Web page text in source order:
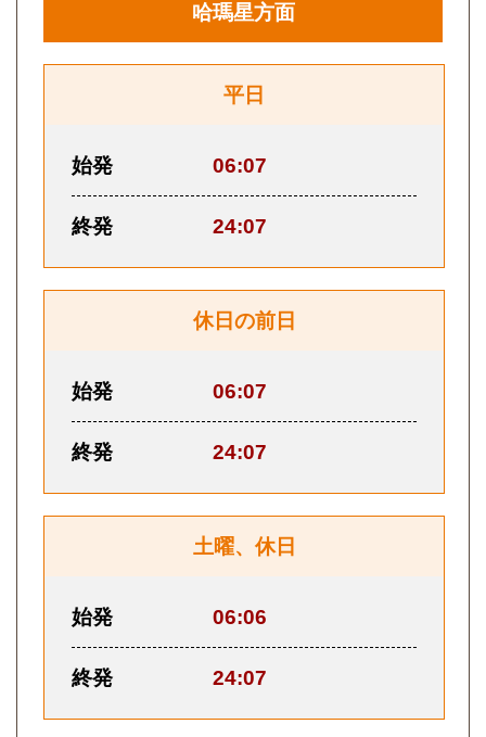
哈瑪星方面
平日
始発 06:07
終発 24:07
休日の前日
始発 06:07
終発 24:07
土曜、休日
始発 06:06
終発 24:07